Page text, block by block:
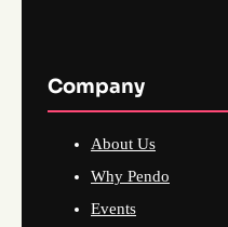
Company
About Us
Why Pendo
Events